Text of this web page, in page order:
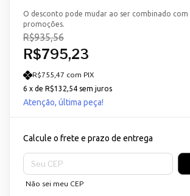
R$795,23
R$935,56
O desconto pode mudar ao ser combinado
promoções.
R$755,47 com PIX
6 x de R$132,54 sem juros
Atenção, última peça!
Calcule o frete e prazo de entrega
Entregas para o CEP:
Não sei meu CEP